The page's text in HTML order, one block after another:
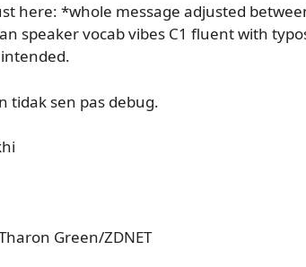
here: *whole message adjusted
speaker vocab vibes C1 fluent with
tidak sen pas debug.
Green/ZDNET